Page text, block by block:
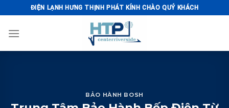
to
content
ĐIỆN LẠNH HƯNG THỊNH PHÁT KÍNH CHÀO QUÝ KHÁCH
BẢO HÀNH BOSH